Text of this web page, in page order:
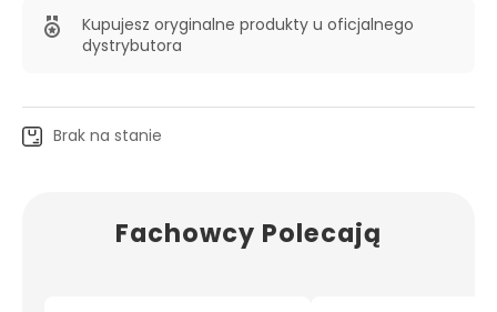
Kupujesz oryginalne produkty u oficjalnego
dystrybutora
Brak na stanie
Fachowcy Polecają